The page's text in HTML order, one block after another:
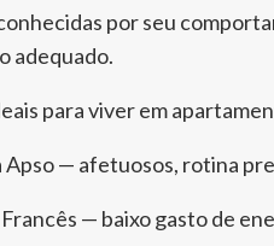
por seu
adequado.
para viver em
Apso — afetuosos, rotina
— baixo gasto de